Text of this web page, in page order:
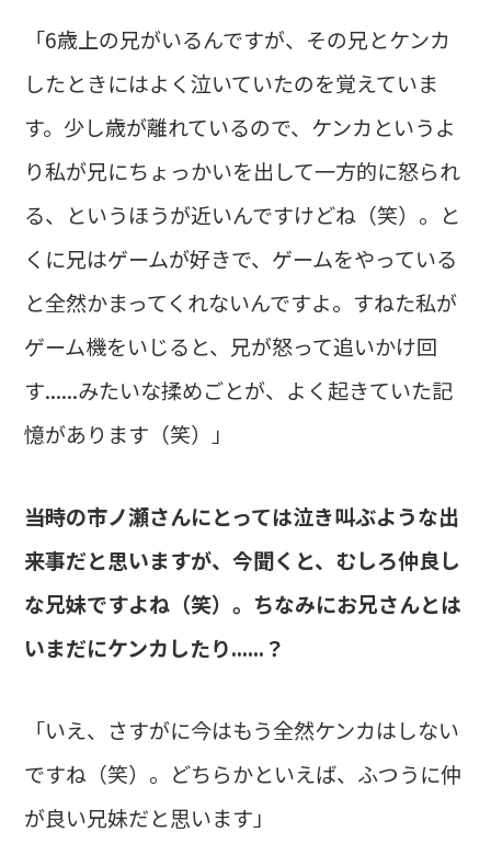
「6歳上の兄がいるんですが、その兄とケンカ
したときにはよく泣いていたのを覚えていま
す。少し歳が離れているので、ケンカというよ
り私が兄にちょっかいを出して一方的に怒られ
る、というほうが近いんですけどね（笑）。と
くに兄はゲームが好きで、ゲームをやっている
と全然かまってくれないんですよ。すねた私が
ゲーム機をいじると、兄が怒って追いかけ回
す......みたいな揉めごとが、よく起きていた記
憶があります（笑）」
――当時の市ノ瀬さんにとっては泣き叫ぶような出
来事だと思いますが、今聞くと、むしろ仲良し
な兄妹ですよね（笑）。ちなみにお兄さんとは
いまだにケンカしたり......？
「いえ、さすがに今はもう全然ケンカはしない
ですね（笑）。どちらかといえば、ふつうに仲
が良い兄妹だと思います」